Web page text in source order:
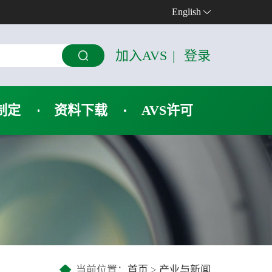
English
加入AVS | 登录
定 资料下载 AVS许可